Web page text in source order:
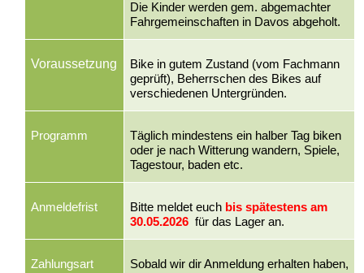
Die Kinder werden gem. abgemachter
Fahrgemeinschaften in Davos abgeholt.
Voraussetzung
Bike in gutem Zustand (vom Fachmann
geprüft), Beherrschen des Bikes auf
verschiedenen Untergründen.
Programm
Täglich mindestens ein halber Tag biken
oder je nach Witterung wandern, Spiele,
Tagestour, baden etc.
Anmeldefrist Bitte meldet euch bis spätestens am
30.05.2026 für das Lager an.
Zahlungsart
Sobald wir dir Anmeldung erhalten haben,